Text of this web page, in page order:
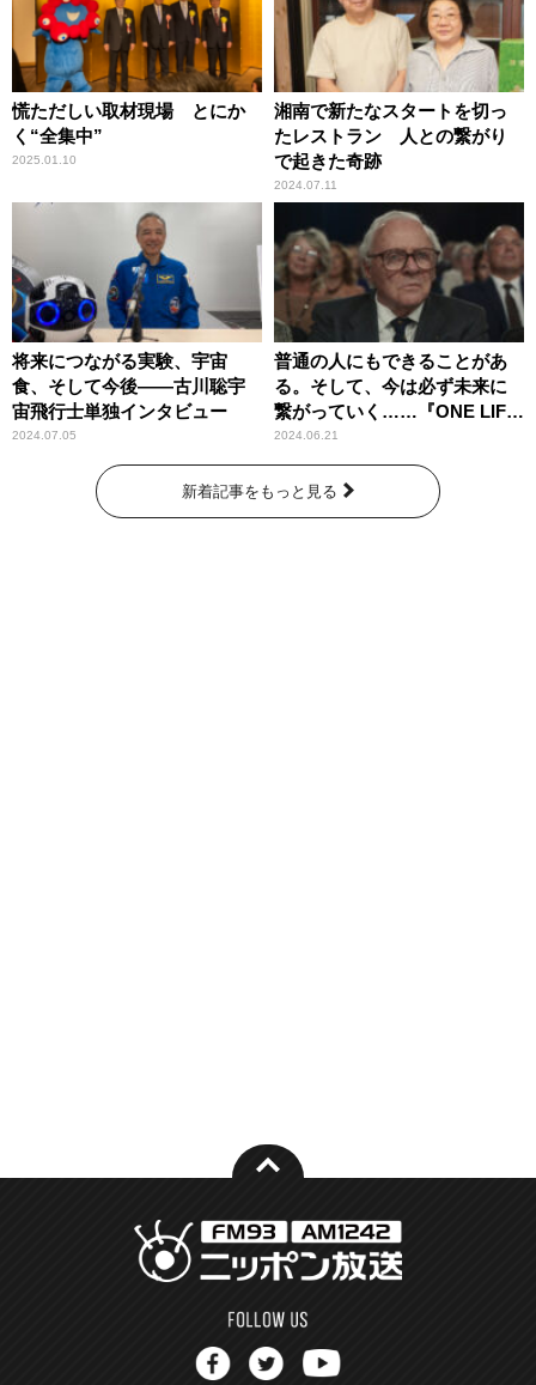
慌ただしい取材現場 とにか
く“全集中”
2025.01.10
湘南で新たなスタートを切っ
たレストラン 人との繋がり
で起きた奇跡
2024.07.11
将来につながる実験、宇宙
食、そして今後――古川聡宇
宙飛行士単独インタビュー
2024.07.05
普通の人にもできることがあ
る。そして、今は必ず未来に
繋がっていく……『ONE LIFE
奇跡が繋いだ6000の命』
2024.06.21
新着記事をもっと見る